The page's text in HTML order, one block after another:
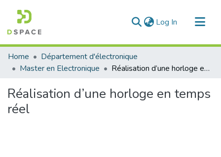
Log In (current)
Communities & Collections
All of DSpace
Home
Département d'électronique
Master en Electronique
Réalisation d’une horloge en temps réel
Réalisation d’une horloge en temps
réel